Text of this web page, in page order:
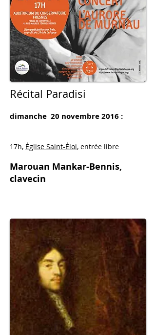
Récital Paradisi
dimanche 20 novembre 2016 :
17h, Église Saint-Éloi, entrée libre
Marouan Mankar-Bennis,
clavecin